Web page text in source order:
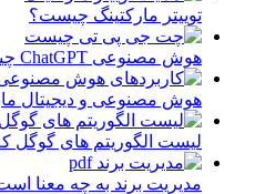
توییتر مارکتینگ چیست؟
هوش مصنوعی ChatGPT چیست؟
هوش مصنوعی و دیجیتال
لیست الگوریتم های گوگل
مدیریت برند به چه معنا